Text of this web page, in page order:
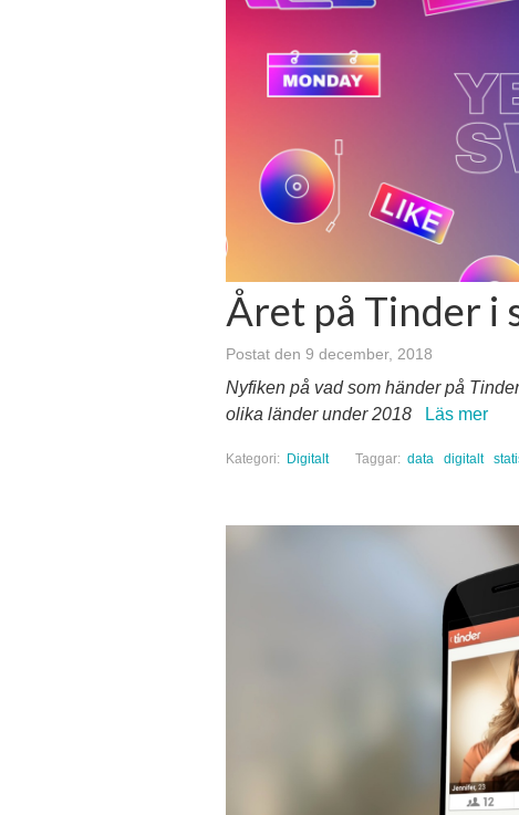
Året på Tinder i
Postat den 9 december, 2018
Nyfiken på vad som händer på
olika länder under 2018
Läs mer
Kategori: Digitalt Taggar: data digitalt